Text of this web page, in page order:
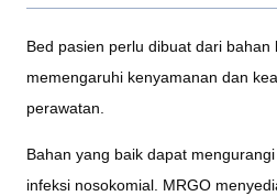
Bed pasien perlu dibuat dari bahan
memengaruhi kenyamanan dan
perawatan.
Bahan yang baik dapat
infeksi nosokomial. MRGO